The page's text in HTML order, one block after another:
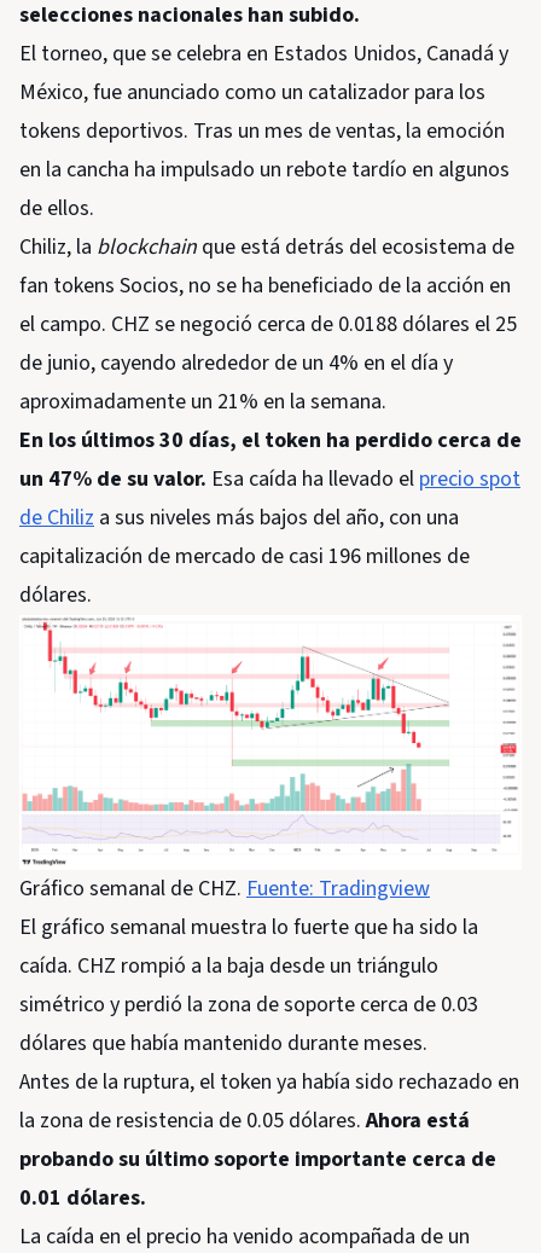
selecciones nacionales han subido.
El torneo, que se celebra en Estados Unidos, Canadá y
México, fue anunciado como un catalizador para los
tokens deportivos. Tras un mes de ventas, la emoción
en la cancha ha impulsado un rebote tardío en algunos
de ellos.
Chiliz, la blockchain que está detrás del ecosistema de
fan tokens Socios, no se ha beneficiado de la acción en
el campo. CHZ se negoció cerca de 0.0188 dólares el 25
de junio, cayendo alrededor de un 4% en el día y
aproximadamente un 21% en la semana.
En los últimos 30 días, el token ha perdido cerca de
un 47% de su valor. Esa caída ha llevado el precio spot
de Chiliz a sus niveles más bajos del año, con una
capitalización de mercado de casi 196 millones de
dólares.
Gráfico semanal de CHZ. Fuente: Tradingview
El gráfico semanal muestra lo fuerte que ha sido la
caída. CHZ rompió a la baja desde un triángulo
simétrico y perdió la zona de soporte cerca de 0.03
dólares que había mantenido durante meses.
Antes de la ruptura, el token ya había sido rechazado en
la zona de resistencia de 0.05 dólares.Ahora está
probando su último soporte importante cerca de
0.01 dólares.
La caída en el precio ha venido acompañada de un